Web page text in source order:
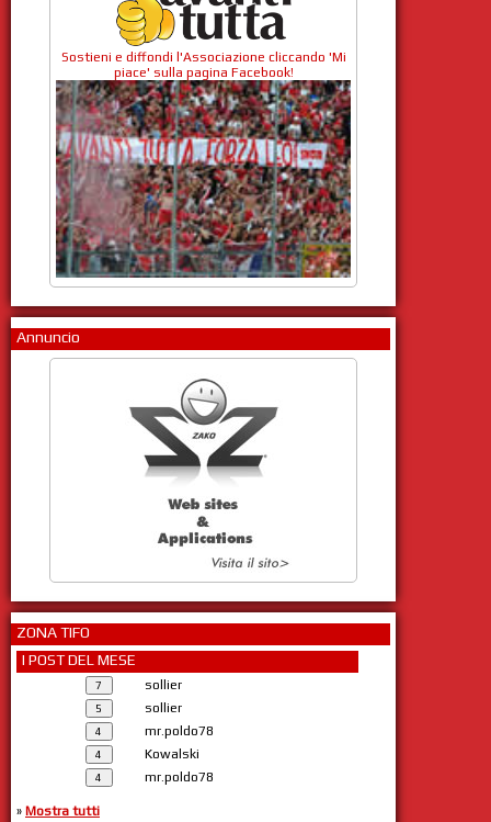
Sostieni e diffondi l'Associazione cliccando 'Mi
piace' sulla pagina Facebook!
Annuncio
ZONA TIFO
I POST DEL MESE
sollier
sollier
mr.poldo78
Kowalski
mr.poldo78
» Mostra tutti